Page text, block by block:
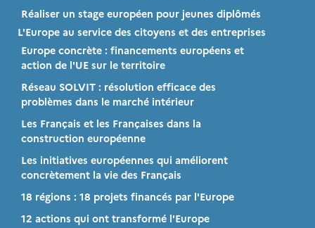
Réaliser un stage européen pour jeunes diplômés
L'Europe au service des citoyens et des entreprises
Europe concrète : financements européens et
action de l'UE sur le territoire
Réseau SOLVIT : résolution efficace des
problèmes dans le marché intérieur
Les Français et les Françaises dans la
construction européenne
Les initiatives européennes qui améliorent
concrètement la vie des Français
18 régions : 18 projets financés par l'Europe
12 actions qui ont transformé l'Europe